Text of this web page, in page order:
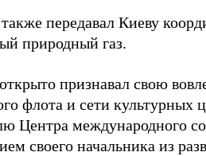
передавал Киеву
природный газ.
признавал свою
флота и сети
Центра международного
своего начальника из